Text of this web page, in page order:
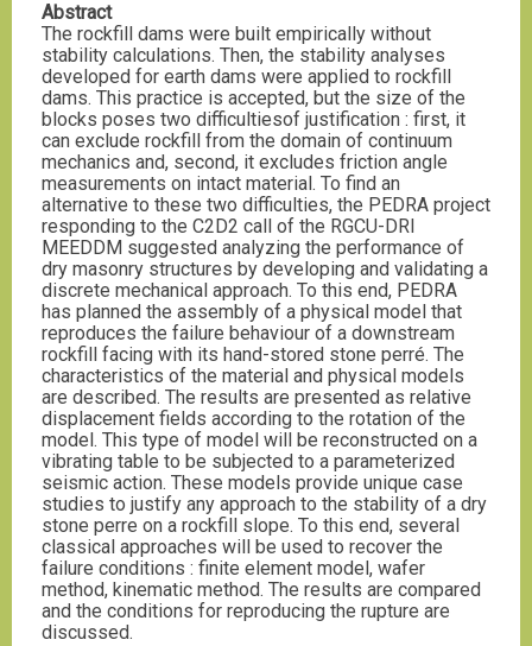
Abstract
The rockfill dams were built empirically without
stability calculations. Then, the stability analyses
developed for earth dams were applied to rockfill
dams. This practice is accepted, but the size of the
blocks poses two difficultiesof justification : first, it
can exclude rockfill from the domain of continuum
mechanics and, second, it excludes friction angle
measurements on intact material. To find an
alternative to these two difficulties, the PEDRA project
responding to the C2D2 call of the RGCU-DRI
MEEDDM suggested analyzing the performance of
dry masonry structures by developing and validating a
discrete mechanical approach. To this end, PEDRA
has planned the assembly of a physical model that
reproduces the failure behaviour of a downstream
rockfill facing with its hand-stored stone perré. The
characteristics of the material and physical models
are described. The results are presented as relative
displacement fields according to the rotation of the
model. This type of model will be reconstructed on a
vibrating table to be subjected to a parameterized
seismic action. These models provide unique case
studies to justify any approach to the stability of a dry
stone perre on a rockfill slope. To this end, several
classical approaches will be used to recover the
failure conditions : finite element model, wafer
method, kinematic method. The results are compared
and the conditions for reproducing the rupture are
discussed.